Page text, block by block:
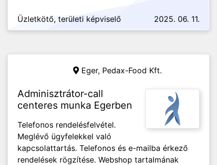
Üzletkötő, területi képviselő 2025. 06. 11.
Eger, Pedax-Food Kft.
Adminisztrátor-call
centeres munka Egerben
Telefonos rendelésfelvétel.
Meglévő ügyfelekkel való
kapcsolattartás. Telefonos és e-mailba érkező
rendelések rögzítése. Webshop tartalmának